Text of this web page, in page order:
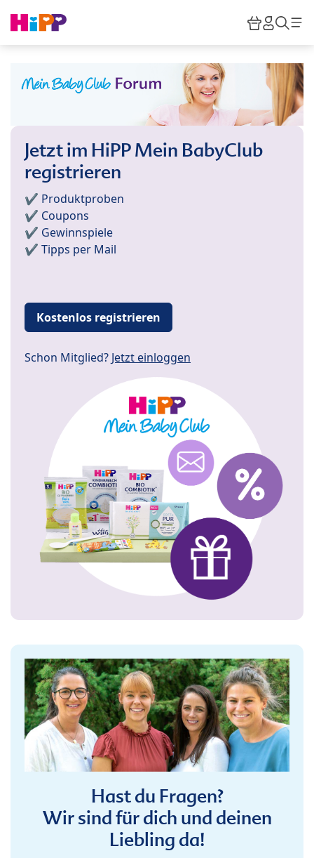
HiPP
Jetzt im HiPP Mein BabyClub
registrieren
✔️ Produktproben
✔️ Coupons
✔️ Gewinnspiele
✔️ Tipps per Mail
Kostenlos registrieren
Schon Mitglied? Jetzt einloggen
Hast du Fragen?
Wir sind für dich und deinen
Liebling da!